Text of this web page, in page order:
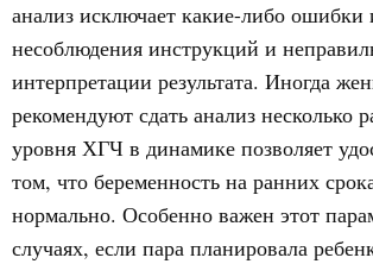
анализ исключает какие-либо ошибки
несоблюдения инструкций и
интерпретации результата. Иногда
рекомендуют сдать анализ несколько
уровня ХГЧ в динамике позволяет
том, что беременность на ранних
нормально. Особенно важен этот
случаях, если пара планировала